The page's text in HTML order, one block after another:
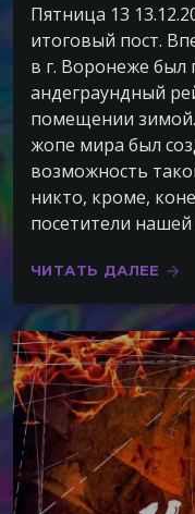
Пятница 13
итоговый пост.
в г. Воронеже
андеграундный
помещении зимой.
жопе мира был
возможность
никто, кроме,
посетители
ЧИТАТЬ ДАЛЕЕ arrow_forward